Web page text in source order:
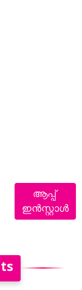
ആപ്പ്
ഇൻസ്റ്റാൾ